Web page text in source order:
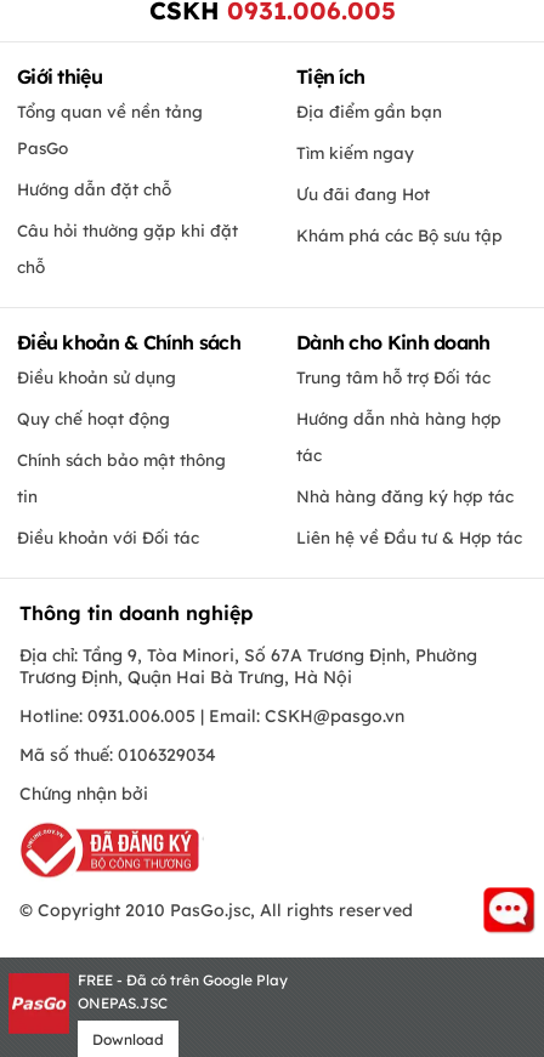
CSKH 0931.006.005
Giới thiệu
Tổng quan về nền tảng
PasGo
Hướng dẫn đặt chỗ
Câu hỏi thường gặp khi đặt
chỗ
Tiện ích
Địa điểm gần bạn
Tìm kiếm ngay
Ưu đãi đang Hot
Khám phá các Bộ sưu tập
Điều khoản & Chính sách
Điều khoản sử dụng
Quy chế hoạt động
Chính sách bảo mật thông
tin
Điều khoản với Đối tác
Dành cho Kinh doanh
Trung tâm hỗ trợ Đối tác
Hướng dẫn nhà hàng hợp
tác
Nhà hàng đăng ký hợp tác
Liên hệ về Đầu tư & Hợp tác
Thông tin doanh nghiệp
Địa chỉ: Tầng 9, Tòa Minori, Số 67A Trương Định, Phường
Trương Định, Quận Hai Bà Trưng, Hà Nội
Hotline: 0931.006.005 | Email: CSKH@pasgo.vn
Mã số thuế: 0106329034
Chứng nhận bởi
© Copyright 2010 PasGo.jsc, All rights reserved
FREE - Đã có trên Google Play
ONEPAS.JSC
Download